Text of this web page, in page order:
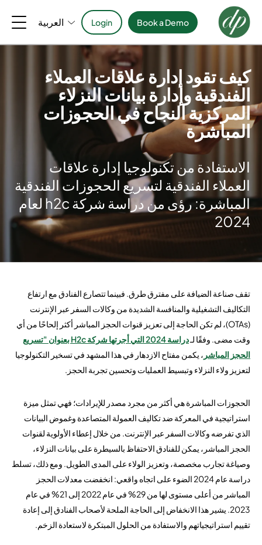
Book a Demo
Login العربية
كيف تقود إدارة علاقات العملاء
الفندقية وإدارة بيانات النزلاء
المركزية النجاح في الحجوزات
المباشرة
الاستفادة من تكنولوجيا إدارة علاقات
العملاء الفندقية لتسريع الحجوزات الفندقية
المباشرة: رؤى من دراسة شركة h2c لعام
2024
تقف صناعة الضيافة على مفترق طرق. فبينما تتصارع الفنادق مع ارتفاع
التكاليف التشغيلية والمنافسة الشديدة من وكالات السفر عبر الإنترنت
(OTAs)، لم تكن الحاجة إلى تعزيز قنوات الحجز المباشر أكثر إلحاحًا من أي
وقت مضى. وفقًا لـ
دراسة 2024 التي أجرتها شركة H2c بعنوان "تسريع
الحجز المباشر ، يكمن مفتاح الازدهار في هذا المشهد في تسخير التكنولوجيا
لتعزيز ولاء النزلاء وتبسيط العمليات وتحسين تجربة الحجز.
الحجوزات المباشرة هي أكثر من مجرد مصدر للإيرادات؛ فهي تمثل ميزة
استراتيجية في المعركة ضد تكاليف العمولة المتصاعدة وغموض البيانات
الذي تفرضه وكالات السفر عبر الإنترنت. من خلال إعطاء الأولوية لقنوات
الحجز المباشر، يمكن للفنادق الاحتفاظ بالسيطرة على بيانات النزلاء،
وصياغة تجارب مخصصة، وتعزيز الولاء على المدى الطويل. ومع ذلك، تسلط
دراسة عام 2024 الضوء على اتجاه واقعي: انخفضت معدلات الحجز
المباشر من أعلى مستوى لها من 29% في عام 2022 إلى 21% في عام
2023. يشير هذا الانخفاض إلى الحاجة الملحة لأصحاب الفنادق إلى إعادة
تقييم استراتيجياتهم والاستفادة من الحلول المبتكرة لاستعادة الزخم.